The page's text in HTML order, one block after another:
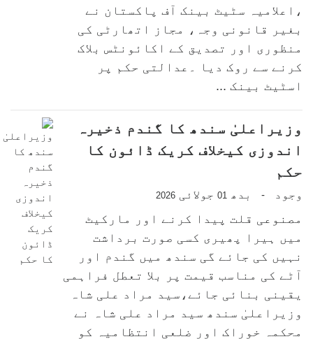
،اعلامیہ سٹیٹ بینک آف پاکستان نے
بغیر قانونی وجہ، مجاز اتھارٹی کی
منظوری اور تصدیق کے اکائونٹس بلاک
کرنے سے روک دیا ۔عدالتی حکم پر
اسٹیٹ بینک ...
وزیراعلیٰ سندھ کا گندم ذخیرہ
اندوزی کیخلاف کریک ڈائون کا
حکم
وجود - بدھ 01 جولائی 2026
مصنوعی قلت پیدا کرنے اور مارکیٹ
میں ہیرا پھیری کسی صورت برداشت
نہیں کی جائے گی سندھ میں گندم اور
آٹے کی مناسب قیمت پر بلا تعطل فراہمی
یقینی بنائی جائے،سید مراد علی شاہ
وزیراعلیٰ سندھ سید مراد علی شاہ نے
محکمہ خوراک اور ضلعی انتظامیہ کو